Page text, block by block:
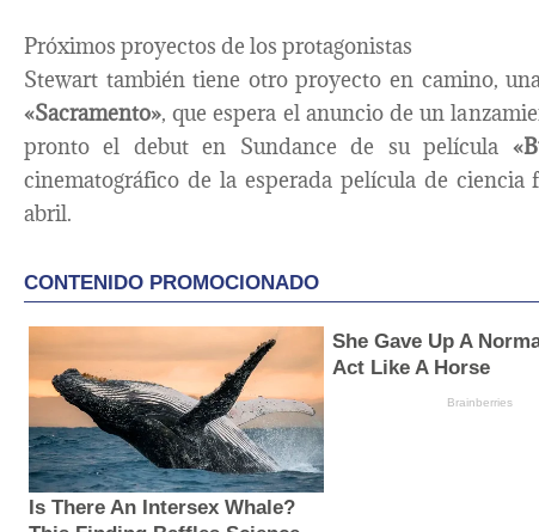
Próximos proyectos de los protagonistas
Stewart también tiene otro proyecto en camino,
«Sacramento», que espera el anuncio de un
pronto el debut en Sundance de su película
cinematográfico de la esperada película de
abril.